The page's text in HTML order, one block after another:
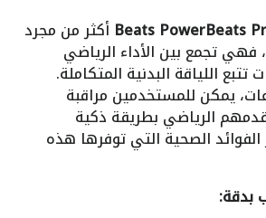
أكثر من مجرد
فهي تجمع بين الأداء الرياضي
اللياقة البدنية المتكاملة.
يمكن للمستخدمين مراقبة
الرياضي بطريقة ذكية
الصحية التي توفرها هذه